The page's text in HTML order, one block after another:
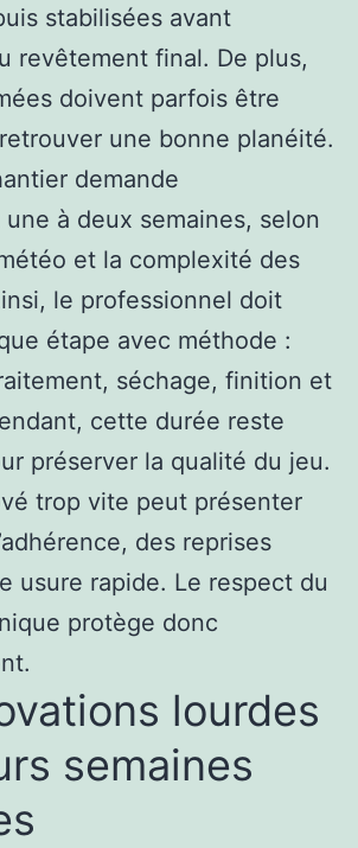
stabilisées avant
revêtement final. De plus,
doivent parfois être
une bonne planéité.
demande
à deux semaines, selon
et la complexité des
le professionnel doit
étape avec méthode :
séchage, finition et
cette durée reste
préserver la qualité du jeu.
trop vite peut présenter
des reprises
usure rapide. Le respect du
protège donc
lourdes
semaines